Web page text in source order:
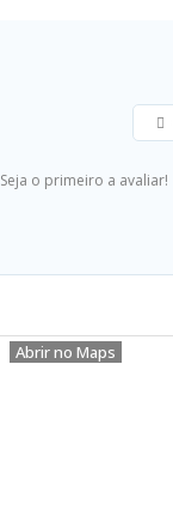
Seja o primeiro a avaliar!
Abrir no Maps